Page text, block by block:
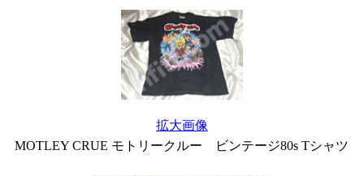
拡大画像
MOTLEY CRUE モトリークルー ビンテージ80s Tシャツ